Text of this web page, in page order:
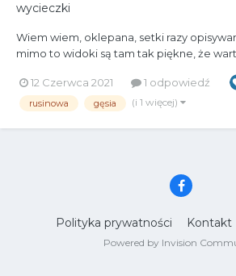
wycieczki
Wiem wiem, oklepana, setki razy
mimo to widoki są tam tak piękne, że
parkingu na Wierch Porońcu udaliśmy się
Niewielka ilość osób pozwala delektować
12 Czerwca 2021 1 odpowiedź
rusinowa gęsia (i 1 więcej)
Polityka prywatności Kontakt
Powered by Invision